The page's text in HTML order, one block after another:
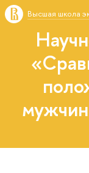
Высшая школа